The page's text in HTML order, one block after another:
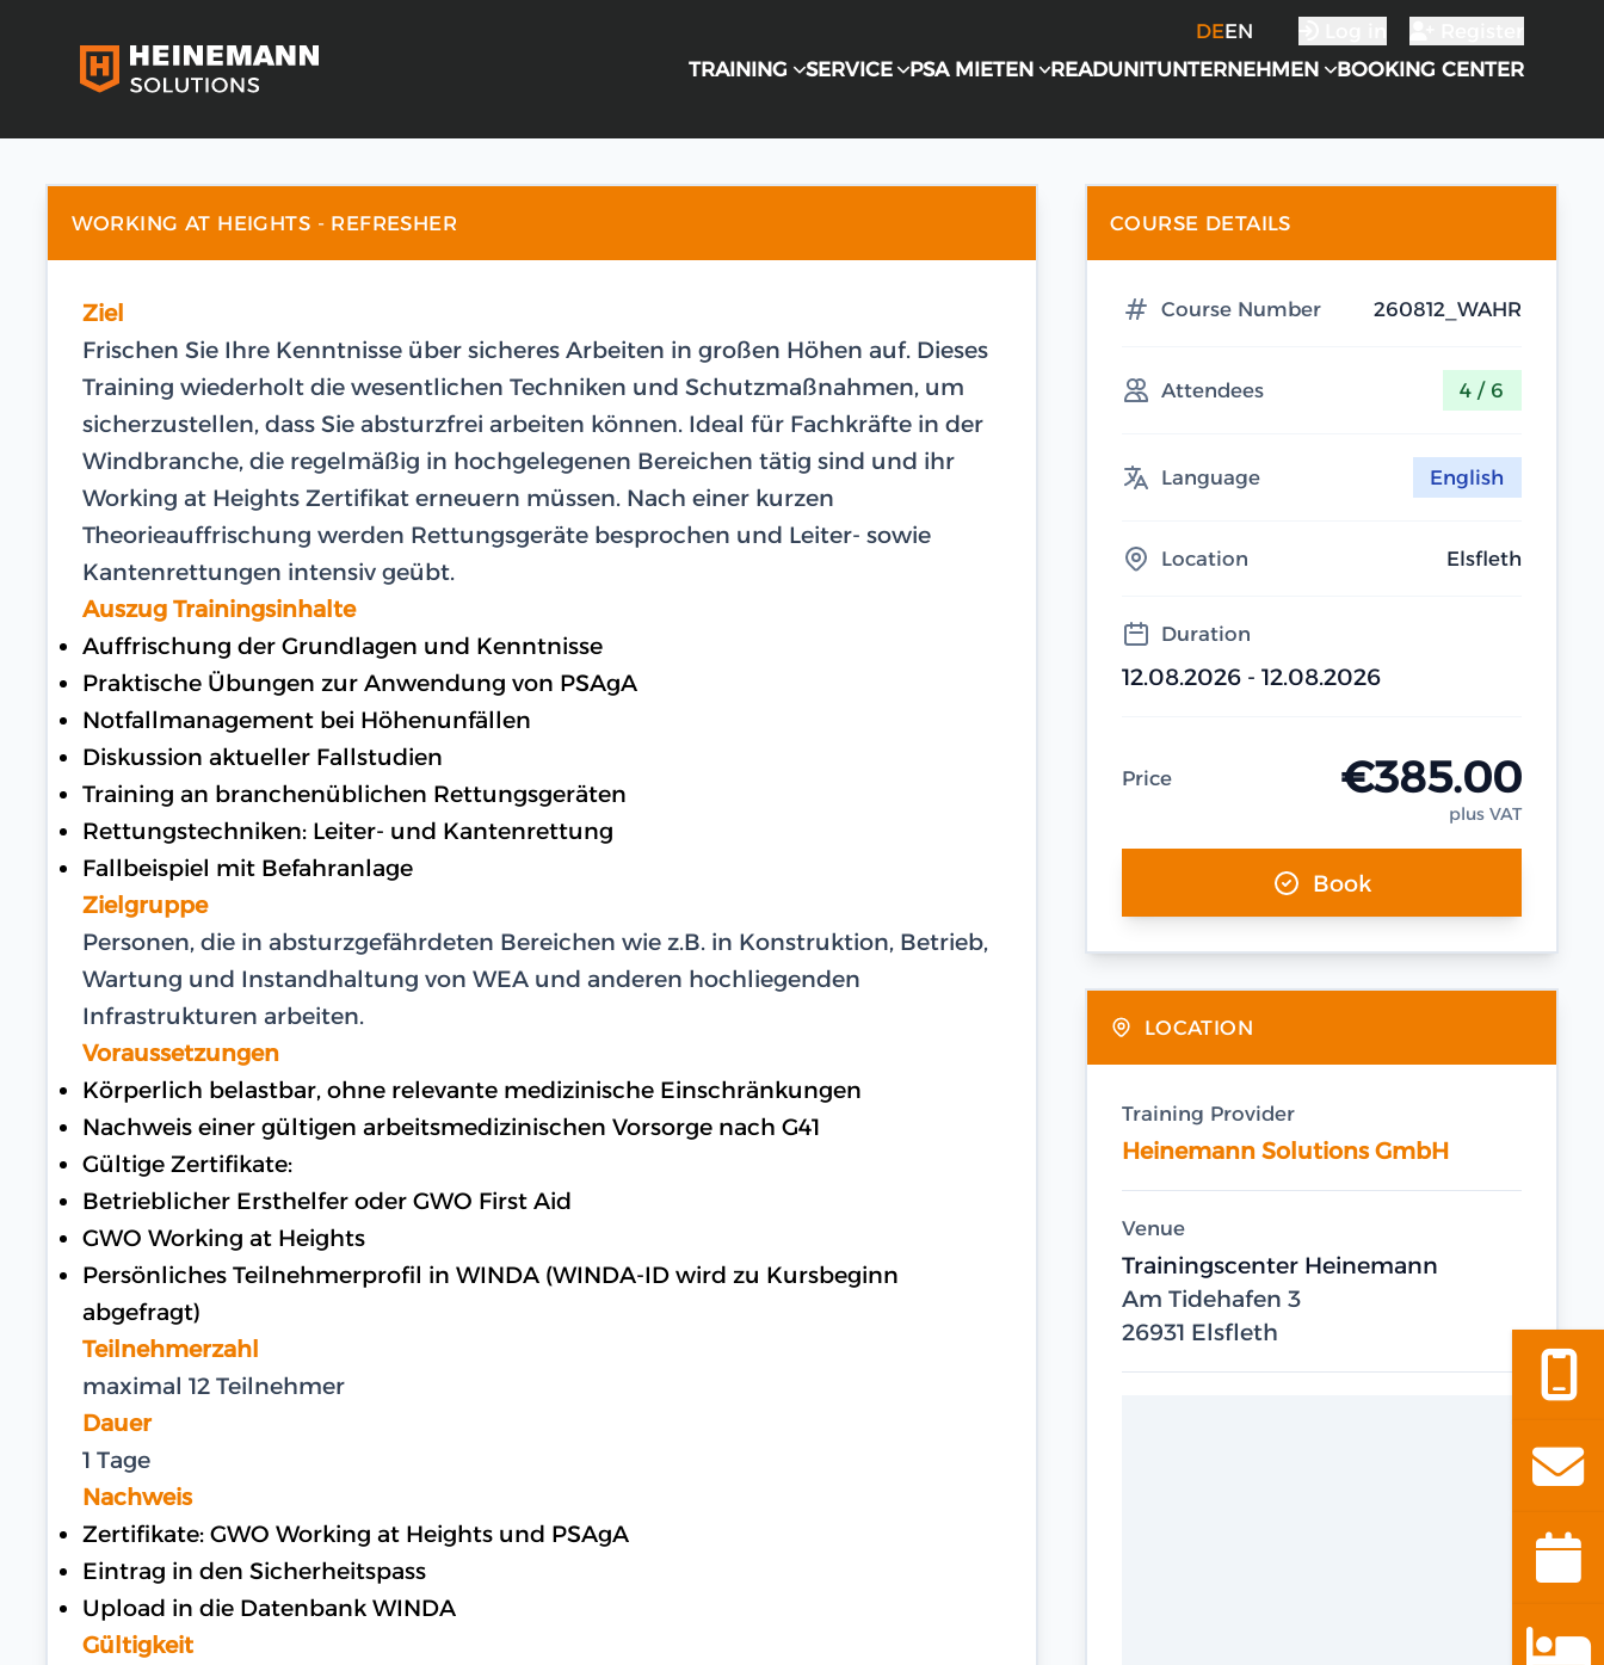
DEEN
TRAINING
SERVICE PSA MIETEN READUNITUNTERNEHMEN BOOKING CENTER
WORKING AT HEIGHTS - REFRESHER
Ziel
Frischen Sie Ihre Kenntnisse über sicheres Arbeiten in großen Höhen auf. Dieses
Training wiederholt die wesentlichen Techniken und Schutzmaßnahmen, um
sicherzustellen, dass Sie absturzfrei arbeiten können. Ideal für Fachkräfte in der
Windbranche, die regelmäßig in hochgelegenen Bereichen tätig sind und ihr
Working at Heights Zertifikat erneuern müssen. Nach einer kurzen
Theorieauffrischung werden Rettungsgeräte besprochen und Leiter- sowie
Kantenrettungen intensiv geübt.
Auszug Trainingsinhalte
Auffrischung der Grundlagen und Kenntnisse
Praktische Übungen zur Anwendung von PSAgA
Notfallmanagement bei Höhenunfällen
Diskussion aktueller Fallstudien
Training an branchenüblichen Rettungsgeräten
Rettungstechniken: Leiter- und Kantenrettung
Fallbeispiel mit Befahranlage
Zielgruppe
Personen, die in absturzgefährdeten Bereichen wie z.B. in Konstruktion, Betrieb,
Wartung und Instandhaltung von WEA und anderen hochliegenden
Infrastrukturen arbeiten.
Voraussetzungen
Körperlich belastbar, ohne relevante medizinische Einschränkungen
Nachweis einer gültigen arbeitsmedizinischen Vorsorge nach G41
Gültige Zertifikate:
Betrieblicher Ersthelfer oder GWO First Aid
GWO Working at Heights
Persönliches Teilnehmerprofil in WINDA (WINDA-ID wird zu Kursbeginn
abgefragt)
Teilnehmerzahl
maximal 12 Teilnehmer
Dauer
1 Tage
Nachweis
Zertifikate: GWO Working at Heights und PSAgA
Eintrag in den Sicherheitspass
Upload in die Datenbank WINDA
Gültigkeit
COURSE DETAILS
Course Number 260812_WAHR
Attendees 4 / 6
Language English
Location Elsfleth
Duration
12.08.2026 - 12.08.2026
Price €385.00
plus VAT
Book
LOCATION
Training Provider
Heinemann Solutions GmbH
Venue
Trainingscenter Heinemann
Am Tidehafen 3
26931 Elsfleth